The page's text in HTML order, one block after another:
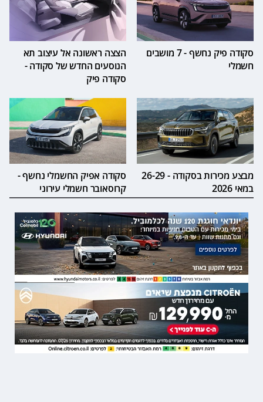
סקודה פיק נחשף - 7 מושבים
חשמלי
הצצה ראשונה אל עיצוב תא
הנוסעים החדש של סקודה -
סקודה פיק
מבצע מכירות בסקודה - 26-29
במאי 2026
סקודה אפיק החשמלי נחשף -
קרוסאובר חשמלי עירוני